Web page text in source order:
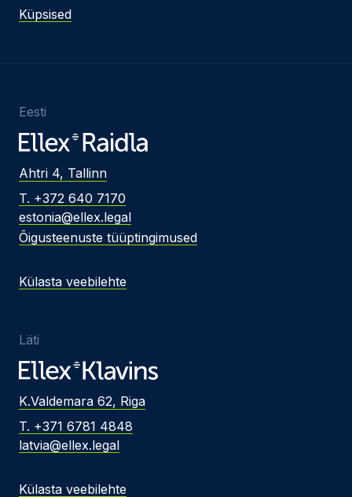
Küpsised
Eesti
Ahtri 4, Tallinn
T. +372 640 7170
estonia@ellex.legal
Õigusteenuste tüüptingimused
Külasta veebilehte
Läti
K.Valdemara 62, Riga
T. +371 6781 4848
latvia@ellex.legal
Külasta veebilehte